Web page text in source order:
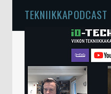
TEKNIIKKAPODCAST